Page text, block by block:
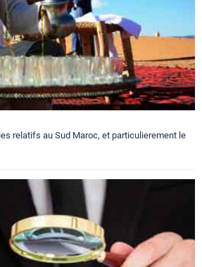
relatifs au Sud Maroc, et particulierement le